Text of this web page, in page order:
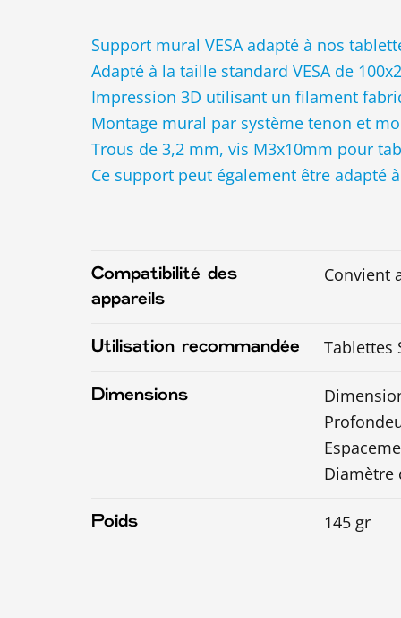
Support mural VESA adapté à nos
Adapté à la taille standard VESA de
Impression 3D utilisant un filament
Montage mural par système tenon et
Trous de 3,2 mm, vis M3x10mm pour
Ce support peut également être adapté
Compatibilité des
appareils
Convient
Utilisation recommandée Tablettes
Dimensions
Diamètre
Poids 145 gr